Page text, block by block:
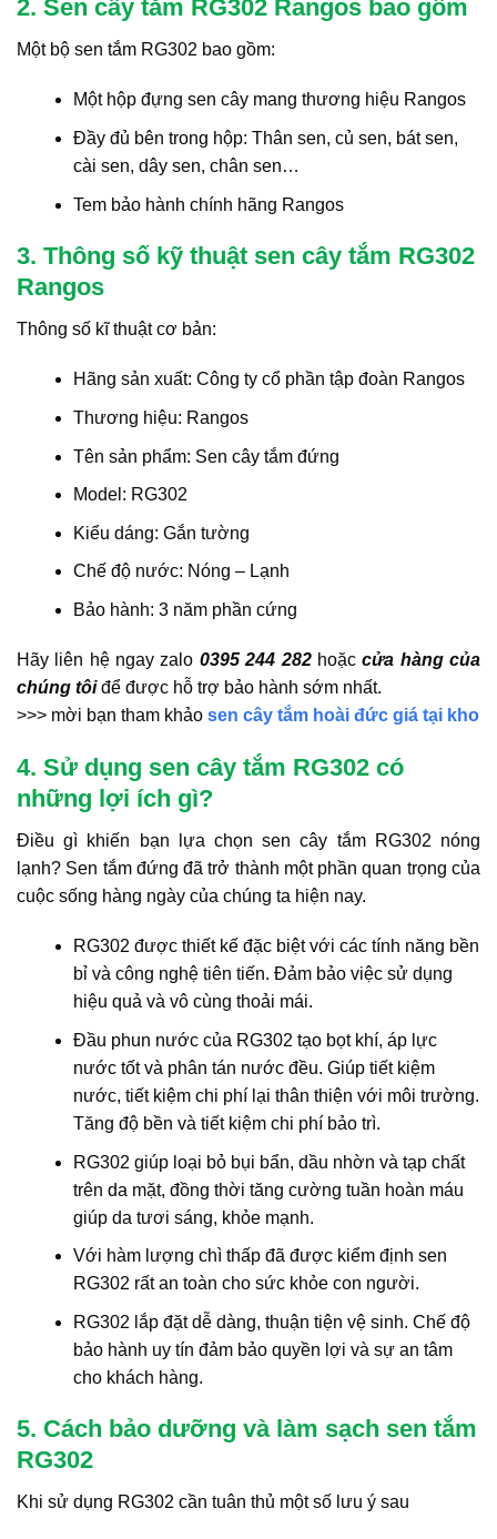
2. Sen cây tắm RG302 Rangos bao gồm
Một bộ sen tắm RG302 bao gồm:
Một hộp đựng sen cây mang thương hiệu Rangos
Đầy đủ bên trong hộp: Thân sen, củ sen, bát sen,
cài sen, dây sen, chân sen…
Tem bảo hành chính hãng Rangos
3. Thông số kỹ thuật sen cây tắm RG302
Rangos
Thông số kĩ thuật cơ bản:
Hãng sản xuất: Công ty cổ phần tập đoàn Rangos
Thương hiệu: Rangos
Tên sản phẩm: Sen cây tắm đứng
Model: RG302
Kiểu dáng: Gắn tường
Chế độ nước: Nóng – Lạnh
Bảo hành: 3 năm phần cứng
Hãy liên hệ ngay zalo 0395 244 282hoặccửa hàng của
chúng tôiđể được hỗ trợ bảo hành sớm nhất.
>>> mời bạn tham khảo sen cây tắm hoài đức giá tại kho
4. Sử dụng sen cây tắm RG302 có
những lợi ích gì?
Điều gì khiến bạn lựa chọn sen cây tắm RG302 nóng
lạnh? Sen tắm đứng đã trở thành một phần quan trọng của
cuộc sống hàng ngày của chúng ta hiện nay.
RG302 được thiết kế đặc biệt với các tính năng bền
bỉ và công nghệ tiên tiến. Đảm bảo việc sử dụng
hiệu quả và vô cùng thoải mái.
Đầu phun nước của RG302 tạo bọt khí, áp lực
nước tốt và phân tán nước đều. Giúp tiết kiệm
nước, tiết kiệm chi phí lại thân thiện với môi trường.
Tăng độ bền và tiết kiệm chi phí bảo trì.
RG302 giúp loại bỏ bụi bẩn, dầu nhờn và tạp chất
trên da mặt, đồng thời tăng cường tuần hoàn máu
giúp da tươi sáng, khỏe mạnh.
Với hàm lượng chì thấp đã được kiểm định sen
RG302 rất an toàn cho sức khỏe con người.
RG302 lắp đặt dễ dàng, thuận tiện vệ sinh. Chế độ
bảo hành uy tín đảm bảo quyền lợi và sự an tâm
cho khách hàng.
5. Cách bảo dưỡng và làm sạch sen tắm
RG302
Khi sử dụng RG302 cần tuân thủ một số lưu ý sau